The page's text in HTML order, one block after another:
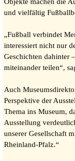
und vielfältig
„Fußball verbindet
interessiert nicht nur
Geschichten dahinter
miteinander teilen“,
Auch
Perspektive der
Thema ins Museum,
Ausstellung
unserer Gesellschaft
Rheinland-Pfalz.“